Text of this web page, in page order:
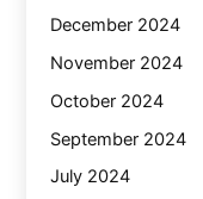
December 2024
November 2024
October 2024
September 2024
July 2024